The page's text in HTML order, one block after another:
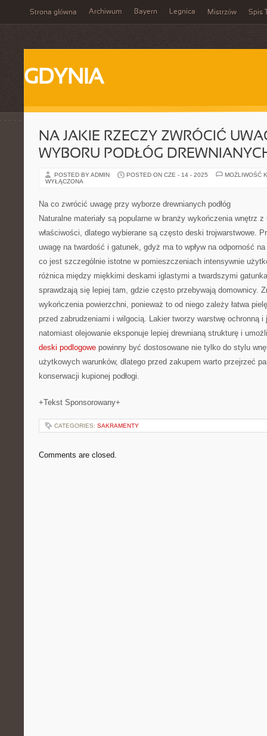
Strona główna Archiwum Bayern Legnica Mistrzów Spis
GDYNIA
NA JAKIE RZECZY ZWRÓCIĆ
WYBORU PODŁÓG
POSTED BY ADMIN POSTED ON CZE - 14 - 2025
MOŻLIWOŚĆ
WYŁĄCZONA
Na co zwrócić uwagę przy wyborze drewnianych podłóg
Naturalne materiały są popularne w branży wykończenia wnętrz z
właściwości, dlatego wybierane są często deski trojwarstwowe.
uwagę na twardość i gatunek, gdyż ma to wpływ na odporność
co jest szczególnie istotne w pomieszczeniach intensywnie
różnica między miękkimi deskami iglastymi a twardszymi
sprawdzają się lepiej tam, gdzie często przebywają domownicy.
wykończenia powierzchni, ponieważ to od niego zależy łatwa
przed zabrudzeniami i wilgocią. Lakier tworzy warstwę ochronną i
natomiast olejowanie eksponuje lepiej drewnianą strukturę i
deski podlogowe powinny być dostosowane nie tylko do stylu
użytkowych warunków, dlatego przed zakupem warto przejrzeć
konserwacji kupionej podłogi.
+Tekst Sponsorowany+
CATEGORIES: SAKRAMENTY
Comments are closed.